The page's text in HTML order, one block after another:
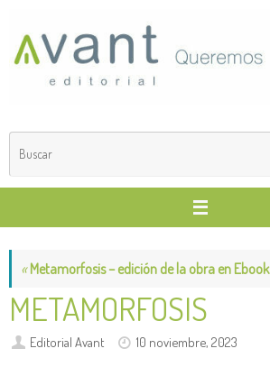
contenido
«Metamorfosis – edición de la obra en Ebook
METAMORFOSIS
Editorial Avant 10 noviembre, 2023